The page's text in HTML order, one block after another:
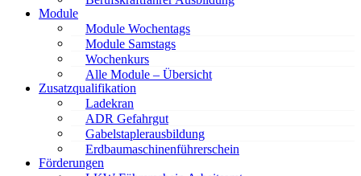
Module
Module Wochentags
Module Samstags
Wochenkurs
Alle Module – Übersicht
Zusatzqualifikation
Ladekran
ADR Gefahrgut
Gabelstaplerausbildung
Erdbaumaschinenführerschein
Förderungen